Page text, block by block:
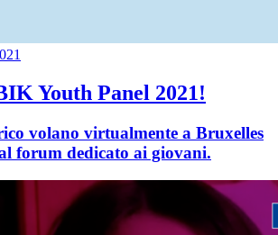
Youth Panel 2021!
volano virtualmente a Bruxelles
forum dedicato ai giovani.